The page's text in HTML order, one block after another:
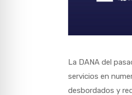
La DANA del
servicios en
desbordados y